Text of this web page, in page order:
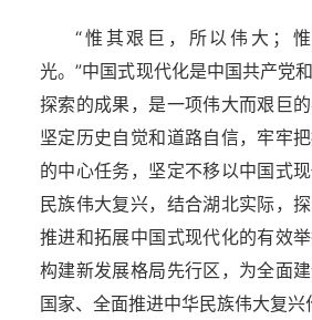
“惟其艰巨，所以伟大；
光。”中国式现代化是中国共产党
探索的成果，是一项伟大而艰巨
坚定历史自觉和道路自信，牢牢
的中心任务，坚定不移以中国式
民族伟大复兴，结合湖北实际，
推进和拓展中国式现代化的有效
构建新发展格局先行区，为全面
国家、全面推进中华民族伟大复兴